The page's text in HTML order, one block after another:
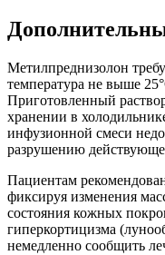
Метилпреднизолон
температура не выше
Приготовленный
хранении в
инфузионной смеси
разрушению
Пациентам
фиксируя изменения
состояния кожных
гиперкортицизма
немедленно сообщить